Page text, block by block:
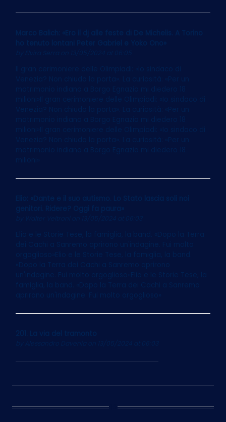
Marco Balich: «Ero il dj alle feste di De Michelis. A Torino
ho tenuto lontani Peter Gabriel e Yoko Ono»
on 13/05/2024 at 06:05
Il gran cerimoniere delle Olimpiadi: «Io sindaco di
Venezia? Non chiudo la porta». La curiosità: «Per un
matrimonio indiano a Borgo Egnazia mi diedero 18
milioni»Il gran cerimoniere delle Olimpiadi: «Io sindaco di
Venezia? Non chiudo la porta». La curiosità: «Per un
matrimonio indiano a Borgo Egnazia mi diedero 18
milioni»Il gran cerimoniere delle Olimpiadi: «Io sindaco di
Venezia? Non chiudo la porta». La curiosità: «Per un
matrimonio indiano a Borgo Egnazia mi diedero 18
Elio: «Dante e il suo autismo. Lo Stato lascia soli noi
genitori. Ridere? Oggi fa paura»
Walter Veltroni on 13/05/2024 at 06:03
Elio e le Storie Tese, la famiglia, la band. «Dopo la Terra
dei Cachi a Sanremo aprirono un'indagine. Fui molto
orgoglioso»Elio e le Storie Tese, la famiglia, la band.
«Dopo la Terra dei Cachi a Sanremo aprirono
un'indagine. Fui molto orgoglioso»Elio e le Storie Tese, la
famiglia, la band. «Dopo la Terra dei Cachi a Sanremo
aprirono un'indagine. Fui molto orgoglioso»
201. La via del tramonto
on 13/05/2024 at 06:03
12